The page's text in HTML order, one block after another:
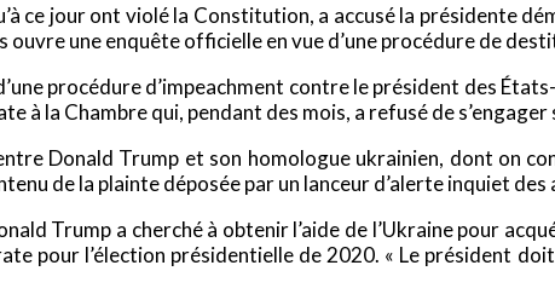
ce jour ont violé la Constitution, a accusé la présidente
ouvre une enquête officielle en vue d’une procédure de
procédure d’impeachment contre le président des
à la Chambre qui, pendant des mois, a refusé de
Donald Trump et son homologue ukrainien, dont on
de la plainte déposée par un lanceur d’alerte inquiet
Trump a cherché à obtenir l’aide de l’Ukraine pour
pour l’élection présidentielle de 2020. « Le président